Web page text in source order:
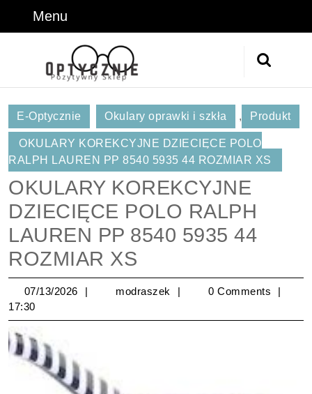
Menu
E-Optycznie Okulary oprawki i szkła , Produkt
OKULARY KOREKCYJNE DZIECIĘCE POLO
RALPH LAUREN PP 8540 5935 44 ROZMIAR XS
OKULARY KOREKCYJNE
DZIECIĘCE POLO RALPH
LAUREN PP 8540 5935 44
ROZMIAR XS
07/13/2026 07/13/2026
modraszek modraszek
0 Comments
17:30